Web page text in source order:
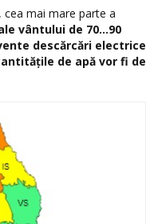
mai mare parte a
vântului de 70...90
descărcări electrice
de apă vor fi de